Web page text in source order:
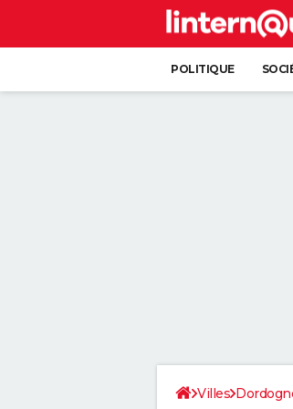
POLITIQUE
Villes